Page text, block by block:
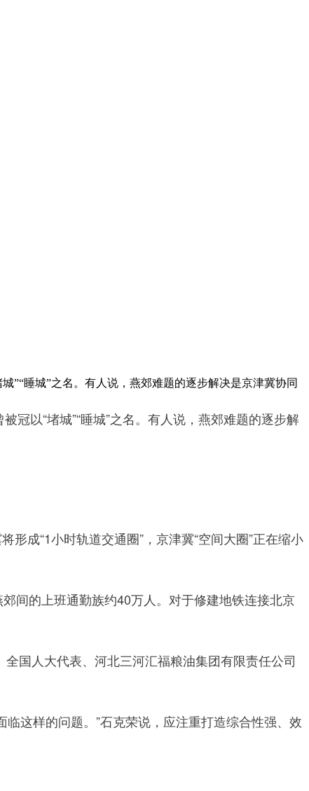
睡城”之名。有人说，燕郊难题的逐步解决是京津冀协同
以“堵城”“睡城”之名。有人说，燕郊难题的逐步解
成“1小时轨道交通圈”，京津冀“空间大圈”正在缩小
间的上班通勤族约40万人。对于修建地铁连接北京
国人大代表、河北三河汇福粮油集团有限责任公司
这样的问题。”石克荣说，应注重打造综合性强、效